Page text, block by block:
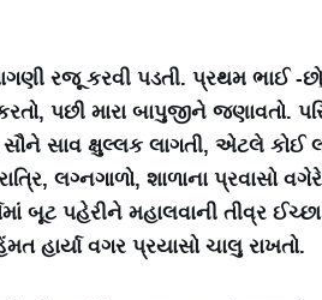
રજૂ કરવી પડતી. પ્રથમ ભાઈ -
પછી મારા બાપુજીને જણાવતો.
સૌને સાવ ક્ષુલ્લક લાગતી, એટલે
લગ્નગાળો, શાળાના પ્રવાસો
બૂટ પહેરીને મહાલવાની તીવ્ર
હાર્યા વગર પ્રયાસો ચાલુ રાખતો.